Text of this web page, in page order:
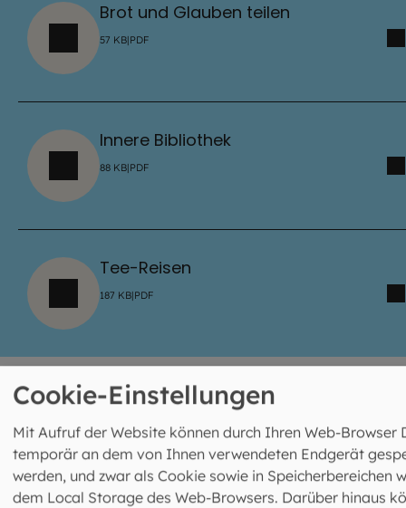
Brot und Glauben teilen
57 KB|PDF
Innere Bibliothek
88 KB|PDF
Tee-Reisen
187 KB|PDF
Fortbildungen für
Hauptamtliche
Cookie-Einstellungen
Mit Aufruf der Website können durch Ihren Web-Browser
temporär an dem von Ihnen verwendeten Endgerät
werden, und zwar als Cookie sowie in Speicherbereichen
dem Local Storage des Web-Browsers. Darüber hinaus